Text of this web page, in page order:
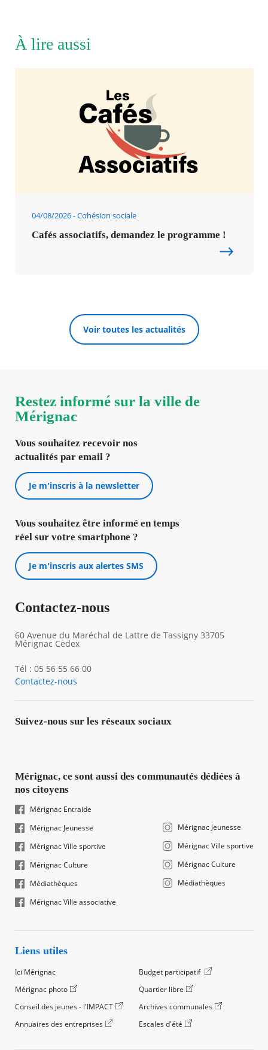
À lire aussi
04/08/2026 Cohésion sociale
Cafés associatifs, demandez le programme !
Voir toutes les actualités
Restez informé sur la ville de
Mérignac
Vous souhaitez recevoir nos
actualités par email ?
Je m'inscris à la newsletter
Vous souhaitez être informé en temps
réel sur votre smartphone ?
Je m'inscris aux alertes SMS
Contactez-nous
60 Avenue du Maréchal de Lattre de Tassigny 33705
Mérignac Cedex
Tél : 05 56 55 66 00
Contactez-nous
Suivez-nous sur les réseaux sociaux
Mérignac, ce sont aussi des communautés dédiées à
nos citoyens
Mérignac Entraide
Mérignac Jeunesse
Mérignac Ville sportive
Mérignac Culture
Médiathèques
Mérignac Ville associative
Mérignac Jeunesse
Mérignac Ville sportive
Mérignac Culture
Médiathèques
Liens utiles
Ici Mérignac
Budget participatif
Mérignac photo
Quartier libre
Conseil des jeunes - l'IMPACT
Archives communales
Annuaires des entreprises
Escales d'été